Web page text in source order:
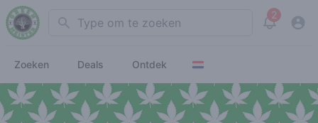
Search 2
View
Zoeken Deals Ontdek